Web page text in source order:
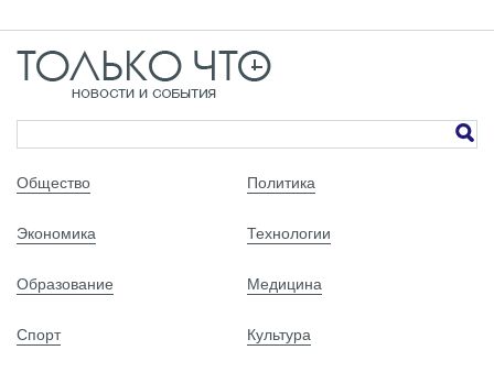
Общество Политика
Экономика Технологии
Образование Медицина
Спорт Культура